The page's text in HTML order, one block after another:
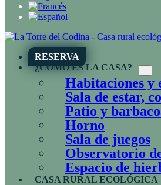
RESERVA
¿CÓMO ES LA CASA?
Habitaciones y
Sala de estar,
Patio y
Horno
Sala de juegos
Observatorio
Espacio de
CASA RURAL ECOLÓGICA